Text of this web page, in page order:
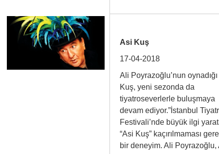
Asi Kuş
17-04-2018
Ali Poyrazoğlu’nun
Kuş, yeni sezonda da
tiyatroseverlerle buluşmaya
devam ediyor.”İstanbul
Festivali’nde büyük ilgi
“Asi Kuş” kaçırılmaması
bir deneyim. Ali Poyrazoğlu,